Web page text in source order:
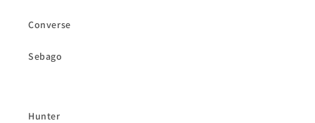
Converse
Sebago
Hunter